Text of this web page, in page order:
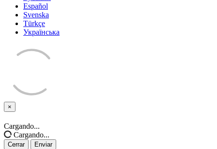
Español
Svenska
Türkçe
Українська
×
Cerrar
Cargando...
Cargando...
Cerrar Enviar